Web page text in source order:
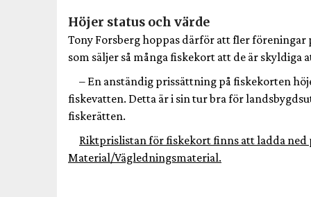
Höjer status och värde
Tony Forsberg hoppas därför att fler föreningar
som säljer så många fiskekort att de är skyldiga
– En anständig prissättning på fiskekorten
fiskevatten. Detta är i sin tur bra för
fiskerätten.
Riktprislistan för fiskekort finns att ladda
Material/Vägledningsmaterial.